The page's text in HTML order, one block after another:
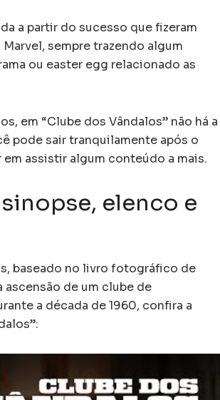
a partir do sucesso que fizeram
sempre trazendo algum
ou easter egg relacionado as
em “Clube dos Vândalos” não há a
pode sair tranquilamente após o
assistir algum conteúdo a mais.
elenco e
baseado no livro fotográfico de
ascensão de um clube de
a década de 1960, confira a